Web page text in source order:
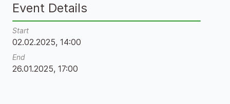
Event Details
Start
02.02.2025, 14:00
End
26.01.2025, 17:00